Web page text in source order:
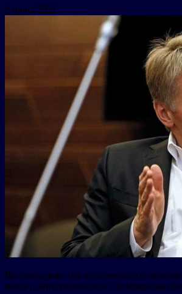
2 июня 2021
Вопросы даже гипотетического
июня поинтересовались у помощника